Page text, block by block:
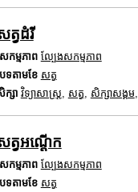
ត្វដំរី
កម្មភាព ល្បែងសកម្មភាព
ទតាមខែ សត្វ
ក្សា វិទ្យាសាស្រ្ត, សត្វ, សិក្សាសង្គម,
ត្វអណ្តើក
កម្មភាព ល្បែងសកម្មភាព
ទតាមខែ សត្វ